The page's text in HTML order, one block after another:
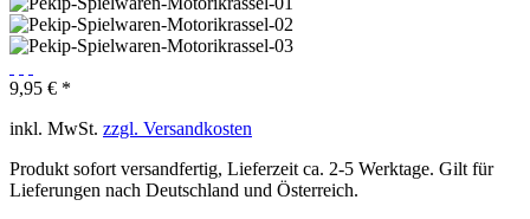
9,95 € *
inkl. MwSt. zzgl. Versandkosten
Produkt sofort versandfertig, Lieferzeit ca. 2-5 Werktage. Gilt für
Lieferungen nach Deutschland und Österreich.